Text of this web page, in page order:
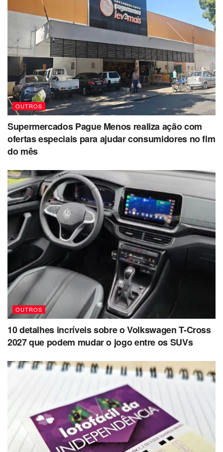
OUTROS
Supermercados Pague Menos realiza ação com
ofertas especiais para ajudar consumidores no fim
do mês
OUTROS
10 detalhes incríveis sobre o Volkswagen T-Cross
2027 que podem mudar o jogo entre os SUVs